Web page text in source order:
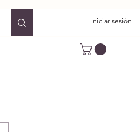
Iniciar sesión